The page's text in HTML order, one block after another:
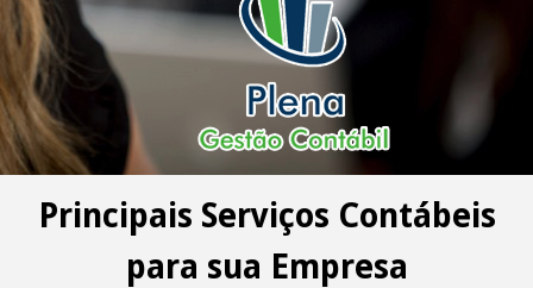
Principais Serviços Contábeis
para sua Empresa